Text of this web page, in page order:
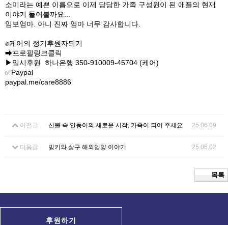
소미라는 예쁜 이름으로 이제 당당한 가족 구성원이 된 애플의 현재
이야기 들어볼까요...
임보엄마. 아니 진짜 엄마 너무 감사합니다.
✊케어의 정기후원자되기
➡프로필링크클릭
▶일시후원 하나은행 350-910009-45704 (케어)
✅Paypal
paypal.me/care8886
이전글 산불 속 안동이의 새로운 시작, 가족이 되어 주세요 25.06.09
다음글 빙키와 살구 해외입양 이야기 25.06.02
목록
후원하기